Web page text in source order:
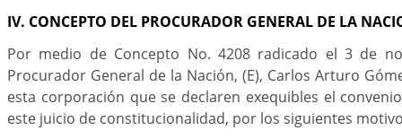
IV. CONCEPTO DEL PROCURADOR GENERAL DE LA
Por medio de Concepto No. 4208 radicado el 3 de
Procurador General de la Nación, (E), Carlos Arturo
esta corporación que se declaren exequibles el
este juicio de constitucionalidad, por los siguientes